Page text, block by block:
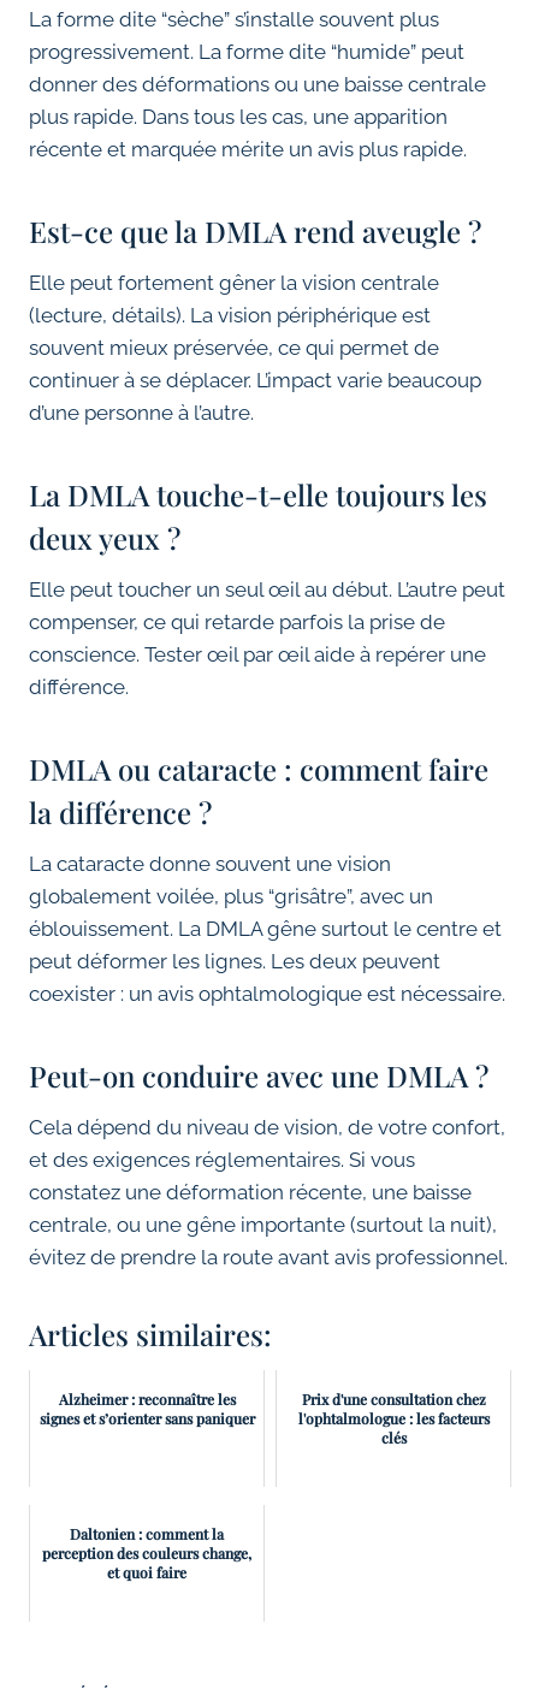
La forme dite “sèche” s’installe souvent plus
progressivement. La forme dite “humide” peut
donner des déformations ou une baisse centrale
plus rapide. Dans tous les cas, une apparition
récente et marquée mérite un avis plus rapide.
Est-ce que la DMLA rend aveugle ?
Elle peut fortement gêner la vision centrale
(lecture, détails). La vision périphérique est
souvent mieux préservée, ce qui permet de
continuer à se déplacer. L’impact varie beaucoup
d’une personne à l’autre.
La DMLA touche-t-elle toujours les
deux yeux ?
Elle peut toucher un seul œil au début. L’autre peut
compenser, ce qui retarde parfois la prise de
conscience. Tester œil par œil aide à repérer une
différence.
DMLA ou cataracte : comment faire
la différence ?
La cataracte donne souvent une vision
globalement voilée, plus “grisâtre”, avec un
éblouissement. La DMLA gêne surtout le centre et
peut déformer les lignes. Les deux peuvent
coexister : un avis ophtalmologique est nécessaire.
Peut-on conduire avec une DMLA ?
Cela dépend du niveau de vision, de votre confort,
et des exigences réglementaires. Si vous
constatez une déformation récente, une baisse
centrale, ou une gêne importante (surtout la nuit),
évitez de prendre la route avant avis professionnel.
Articles similaires:
Alzheimer : reconnaître les
signes et s’orienter sans paniquer
Prix d'une consultation chez
l'ophtalmologue : les facteurs
clés
Daltonien : comment la
perception des couleurs change,
et quoi faire